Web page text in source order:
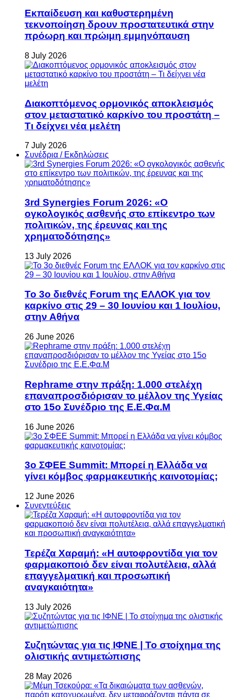
Εκπαίδευση και καθυστερημένη
τεκνοποίηση δρουν προστατευτικά στην
πρόωρη και πρώιμη εμμηνόπαυση
8 July 2026
Διακοπτόμενος ορμονικός αποκλεισμός
στον μεταστατικό καρκίνο του προστάτη –
Τι δείχνει νέα μελέτη
7 July 2026
Συνέδρια / Εκδηλώσεις
3rd Synergies Forum 2026: «Ο
ογκολογικός ασθενής στο επίκεντρο των
πολιτικών, της έρευνας και της
χρηματοδότησης»
13 July 2026
Το 3ο διεθνές Forum της ΕΛΛΟΚ για τον
καρκίνο στις 29 – 30 Ιουνίου και 1 Ιουλίου,
στην Αθήνα
26 June 2026
Rephrame στην πράξη: 1.000 στελέχη
επαναπροσδιόρισαν το μέλλον της Υγείας
στο 15ο Συνέδριο της Ε.Ε.Φα.Μ
16 June 2026
3ο ΣΦΕΕ Summit: Μπορεί η Ελλάδα να
γίνει κόμβος φαρμακευτικής καινοτομίας;
12 June 2026
Συνεντεύξεις
Τερέζα Χαραμή: «Η αυτοφροντίδα για τον
φαρμακοποιό δεν είναι πολυτέλεια, αλλά
επαγγελματική και προσωπική
αναγκαιότητα»
13 July 2026
Συζητώντας για τις ΙΦΝΕ | Το στοίχημα της
ολιστικής αντιμετώπισης
28 May 2026